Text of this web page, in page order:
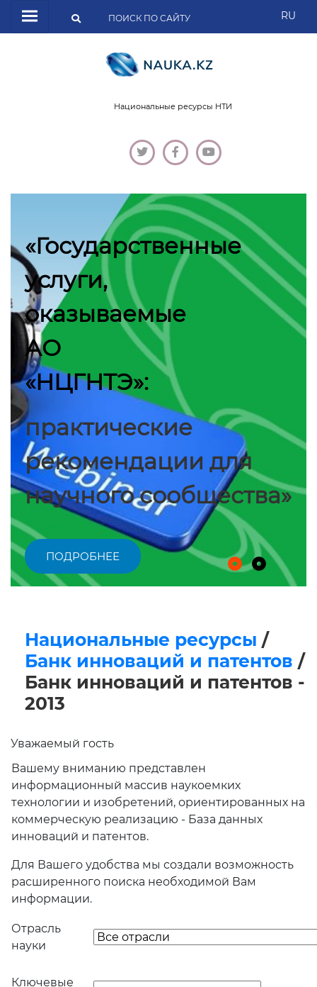
RU
Национальные ресурсы НТИ
«Государственные
услуги,
оказываемые
АО
«НЦГНТЭ»:
практические
рекомендации для
научного сообщества»
ПОДРОБНЕЕ
Национальные ресурсы /
Банк инноваций и патентов /
Банк инноваций и патентов -
2013
Уважаемый гость
Вашему вниманию представлен
информационный массив наукоемких
технологии и изобретений, ориентированных на
коммерческую реализацию - База данных
инноваций и патентов.
Для Вашего удобства мы создали возможность
расширенного поиска необходимой Вам
информации.
Отрасль
науки
Ключевые